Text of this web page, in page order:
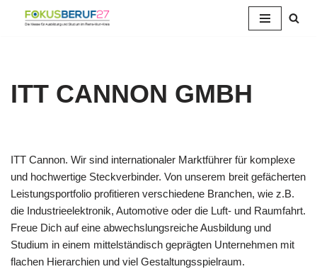
ITT CANNON GMBH
ITT Cannon. Wir sind internationaler Marktführer für komplexe
und hochwertige Steckverbinder. Von unserem breit gefächerten
Leistungsportfolio profitieren verschiedene Branchen, wie z.B.
die Industrieelektronik, Automotive oder die Luft- und Raumfahrt.
Freue Dich auf eine abwechslungsreiche Ausbildung und
Studium in einem mittelständisch geprägten Unternehmen mit
flachen Hierarchien und viel Gestaltungsspielraum.